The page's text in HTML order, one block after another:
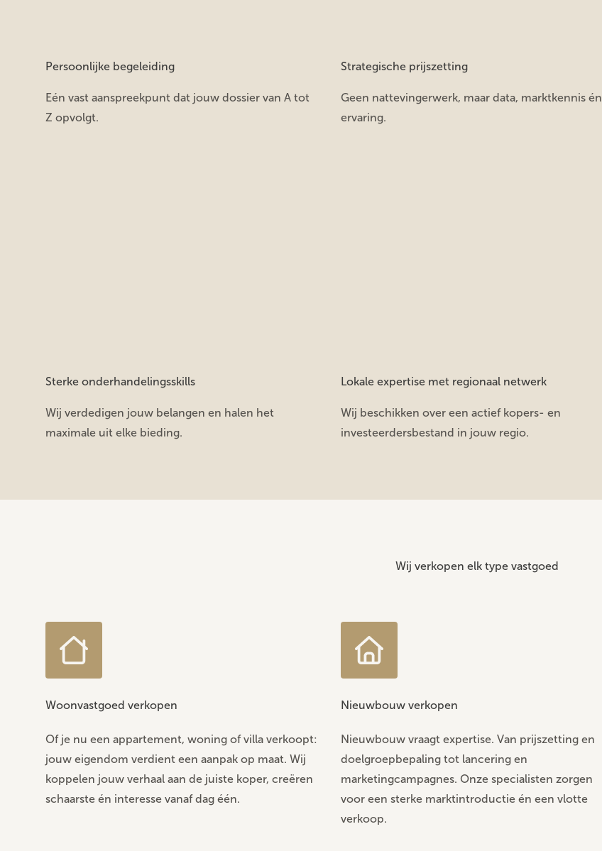
Persoonlijke begeleiding
Eén vast aanspreekpunt dat jouw dossier van A tot
Z opvolgt.
Strategische prijszetting
Geen nattevingerwerk, maar data, marktkennis én
ervaring.
Sterke onderhandelingsskills
Wij verdedigen jouw belangen en halen het
maximale uit elke bieding.
Lokale expertise met regionaal netwerk
Wij beschikken over een actief kopers- en
investeerdersbestand in jouw regio.
Wij verkopen elk type vastgoed
Woonvastgoed verkopen
Of je nu een appartement, woning of villa verkoopt:
jouw eigendom verdient een aanpak op maat. Wij
koppelen jouw verhaal aan de juiste koper, creëren
schaarste én interesse vanaf dag één.
Nieuwbouw verkopen
Nieuwbouw vraagt expertise. Van prijszetting en
doelgroepbepaling tot lancering en
marketingcampagnes. Onze specialisten zorgen
voor een sterke marktintroductie én een vlotte
verkoop.